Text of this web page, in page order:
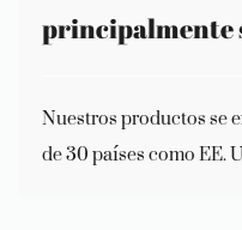
principalmente
Nuestros productos se
de 30 países como EE.